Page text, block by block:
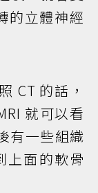
的立體神經
CT 的話，
就可以看
有一些組織
上面的軟骨